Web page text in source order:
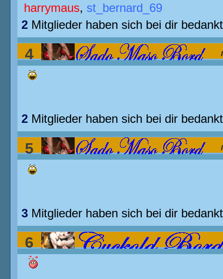
harrymaus, st_bernard_69
2 Mitglieder haben sich bei dir
4
ihr von Milchtüten???
2 Mitglieder haben sich bei dir
5
ihr von Milchtüten???
3 Mitglieder haben sich bei dir
6
Blackman in weisser Frau......